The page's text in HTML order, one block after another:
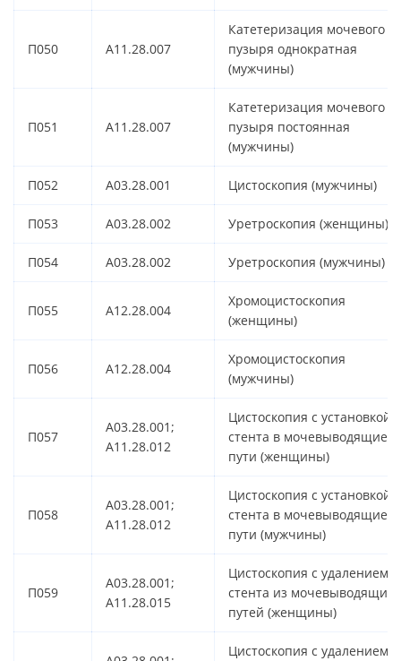
П050 A11.28.007
Катетеризация мочевого
пузыря однократная
(мужчины)
П051 A11.28.007
Катетеризация мочевого
пузыря постоянная
(мужчины)
П052 A03.28.001 Цистоскопия (мужчины)
П053 A03.28.002 Уретроскопия (женщины)
П054 A03.28.002 Уретроскопия (мужчины)
П055 A12.28.004
Хромоцистоскопия
(женщины)
П056 A12.28.004
Хромоцистоскопия
(мужчины)
П057
A03.28.001;
A11.28.012
Цистоскопия с установкой
стента в мочевыводящие
пути (женщины)
П058
A03.28.001;
A11.28.012
Цистоскопия с установкой
стента в мочевыводящие
пути (мужчины)
П059
A03.28.001;
A11.28.015
Цистоскопия с удалением
стента из мочевыводящих
путей (женщины)
Цистоскопия с удалением